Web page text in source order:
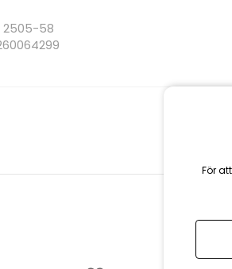
2505-58
För